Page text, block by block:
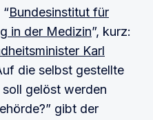
Bundesinstitut für
in der Medizin”, kurz:
Karl
die selbst gestellte
soll gelöst werden
gibt der